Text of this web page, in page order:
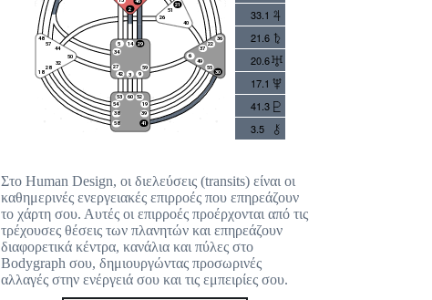
33.1
21.6
20.6
17.1
41.3
3.5
Στο Human Design, οι διελεύσεις (transits) είναι οι
καθημερινές ενεργειακές επιρροές που επηρεάζουν
το χάρτη σου. Αυτές οι επιρροές προέρχονται από τις
τρέχουσες θέσεις των πλανητών και επηρεάζουν
διαφορετικά κέντρα, κανάλια και πύλες στο
Bodygraph σου, δημιουργώντας προσωρινές
αλλαγές στην ενέργειά σου και τις εμπειρίες σου.